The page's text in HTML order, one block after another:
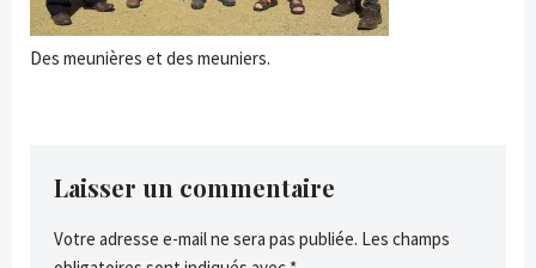
Des meunières et des meuniers.
Laisser un commentaire
Votre adresse e-mail ne sera pas publiée. Les champs